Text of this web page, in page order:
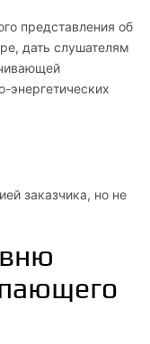
представления об
дать слушателям
энергетических
заказчика, но не